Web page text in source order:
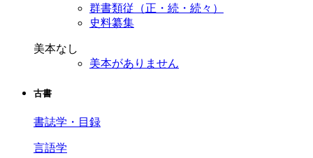
群書類従（正・続・続々）
史料纂集
美本なし
美本がありません
古書
書誌学・目録
言語学